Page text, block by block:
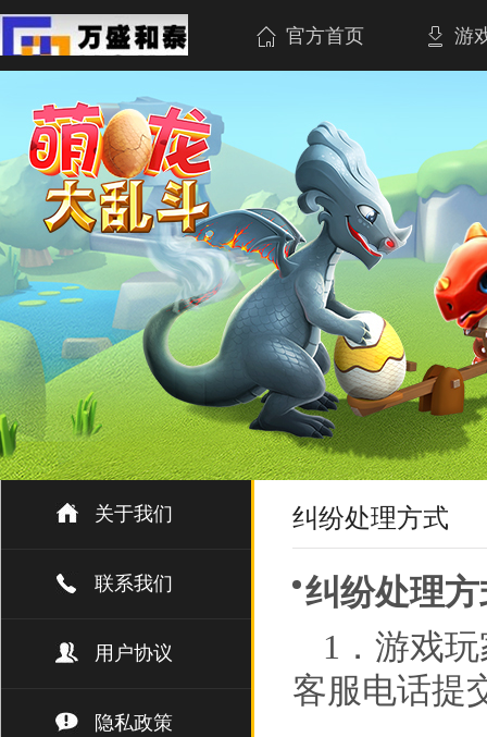
官方首页 游
关于我们
联系我们
用户协议
隐私政策
纠纷处理方式
纠纷处理
1．游戏
客服电话提